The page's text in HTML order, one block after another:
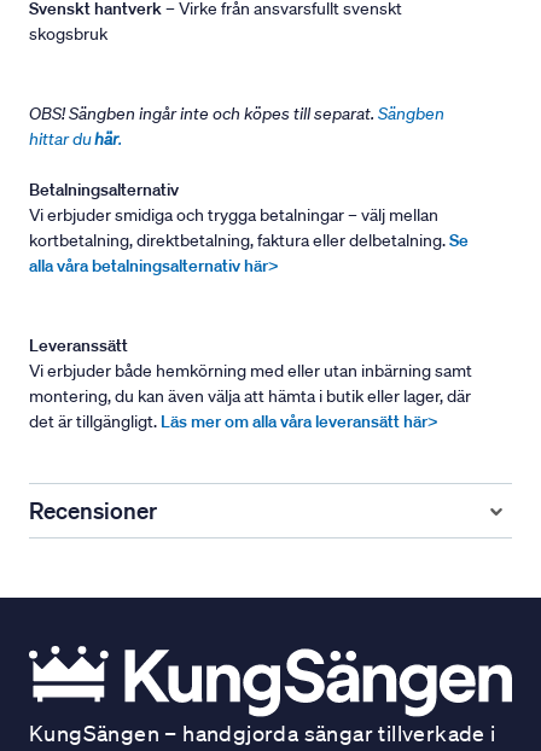
Svenskt hantverk– Virke från ansvarsfullt svenskt
skogsbruk
OBS! Sängben ingår inte och köpes till separat. Sängben
hittar duhär.
Betalningsalternativ
Vi erbjuder smidiga och trygga betalningar – välj mellan
kortbetalning, direktbetalning, faktura eller delbetalning.Se
alla våra betalningsalternativ här>
Leveranssätt
Vi erbjuder både hemkörning med eller utan inbärning samt
montering, du kan även välja att hämta i butik eller lager, där
det är tillgängligt. Läs mer om alla våra leveransätt här>
Recensioner
KungSängen – handgjorda sängar tillverkade i